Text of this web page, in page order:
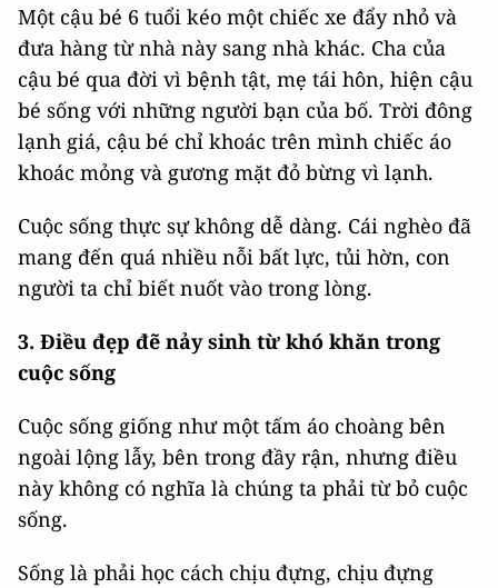
Một cậu bé 6 tuổi kéo một chiếc xe đẩy nhỏ và
đưa hàng từ nhà này sang nhà khác. Cha của
cậu bé qua đời vì bệnh tật, mẹ tái hôn, hiện cậu
bé sống với những người bạn của bố. Trời đông
lạnh giá, cậu bé chỉ khoác trên mình chiếc áo
khoác mỏng và gương mặt đỏ bừng vì lạnh.
Cuộc sống thực sự không dễ dàng. Cái nghèo đã
mang đến quá nhiều nỗi bất lực, tủi hờn, con
người ta chỉ biết nuốt vào trong lòng.
3. Điều đẹp đẽ nảy sinh từ khó khăn trong
cuộc sống
Cuộc sống giống như một tấm áo choàng bên
ngoài lộng lẫy, bên trong đầy rận, nhưng điều
này không có nghĩa là chúng ta phải từ bỏ cuộc
sống.
Sống là phải học cách chịu đựng, chịu đựng